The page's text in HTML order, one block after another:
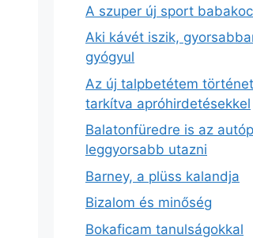
A szuper új sport
Aki kávét iszik,
gyógyul
Az új talpbetétem
tarkítva apróhirdetésekkel
Balatonfüredre is az
leggyorsabb utazni
Barney, a plüss kalandja
Bizalom és minőség
Bokaficam tanulságokkal